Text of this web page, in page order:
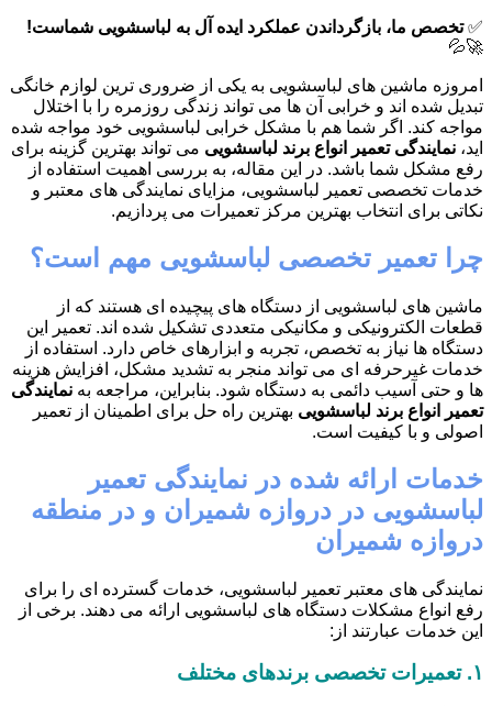
✅تخصص ما، بازگرداندن عملکرد ایده آل به لباسشویی شماست!
🚀💦
امروزه ماشین های لباسشویی به یکی از ضروری ترین لوازم خانگی
تبدیل شده اند و خرابی آن ها می تواند زندگی روزمره را با اختلال
مواجه کند. اگر شما هم با مشکل خرابی لباسشویی خود مواجه شده
اید، نمایندگی تعمیر انواع برند لباسشویی می تواند بهترین گزینه برای
رفع مشکل شما باشد. در این مقاله، به بررسی اهمیت استفاده از
خدمات تخصصی تعمیر لباسشویی، مزایای نمایندگی های معتبر و
نکاتی برای انتخاب بهترین مرکز تعمیرات می پردازیم.
چرا تعمیر تخصصی لباسشویی مهم است؟
ماشین های لباسشویی از دستگاه های پیچیده ای هستند که از
قطعات الکترونیکی و مکانیکی متعددی تشکیل شده اند. تعمیر این
دستگاه ها نیاز به تخصص، تجربه و ابزارهای خاص دارد. استفاده از
خدمات غیرحرفه ای می تواند منجر به تشدید مشکل، افزایش هزینه
ها و حتی آسیب دائمی به دستگاه شود. بنابراین، مراجعه به نمایندگی
تعمیر انواع برند لباسشویی بهترین راه حل برای اطمینان از تعمیر
اصولی و با کیفیت است.
خدمات ارائه شده در نمایندگی تعمیر
لباسشویی در دروازه شمیران و در منطقه
دروازه شمیران
نمایندگی های معتبر تعمیر لباسشویی، خدمات گسترده ای را برای
رفع انواع مشکلات دستگاه های لباسشویی ارائه می دهند. برخی از
این خدمات عبارتند از:
۱. تعمیرات تخصصی برندهای مختلف